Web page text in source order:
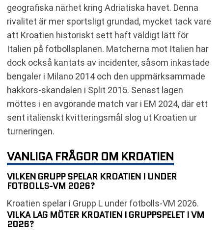
geografiska närhet kring Adriatiska havet. Denna
rivalitet är mer sportsligt grundad, mycket tack vare
att Kroatien historiskt sett haft väldigt lätt för
Italien på fotbollsplanen. Matcherna mot Italien har
dock också kantats av incidenter, såsom inkastade
bengaler i Milano 2014 och den uppmärksammade
hakkors-skandalen i Split 2015. Senast lagen
möttes i en avgörande match var i EM 2024, där ett
sent italienskt kvitteringsmål slog ut Kroatien ur
turneringen.
VANLIGA FRÅGOR OM KROATIEN
VILKEN GRUPP SPELAR KROATIEN I UNDER
FOTBOLLS-VM 2026?
Kroatien spelar i Grupp L under fotbolls-VM 2026.
VILKA LAG MÖTER KROATIEN I GRUPPSPELET I VM
2026?